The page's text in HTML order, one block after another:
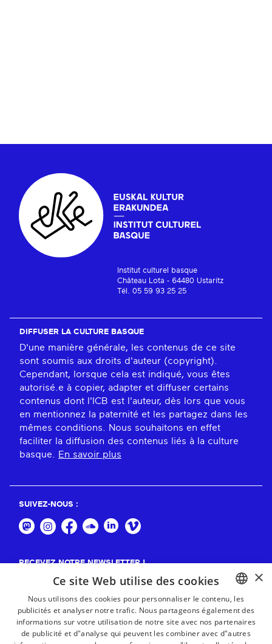
Institut culturel basque
Château Lota - 64480 Ustaritz
Tél. 05 59 93 25 25
DIFFUSER LA CULTURE BASQUE
D'une manière générale, les contenus de ce site
sont soumis aux droits d'auteur (copyright).
Cependant, lorsque cela est indiqué, vous êtes
autorisé.e à copier, adapter et diffuser certains
contenus dont l'ICB est l'auteur, dès lors que vous
en mentionnez la paternité et les partagez dans les
mêmes conditions. Nous souhaitons en effet
faciliter la diffusion des contenus liés à la culture
basque.
En savoir plus
SUIVEZ-NOUS :
RECEVEZ NOTRE NEWSLETTER !
BASQUE
FRENCH
×
Ce site Web utilise des cookies
Nous utilisons des cookies pour personnaliser le contenu, les
publicités et analyser notre trafic. Nous partageons également des
informations sur votre utilisation de notre site avec nos partenaires
de publicité et d"analyse qui peuvent les combiner avec d"autres